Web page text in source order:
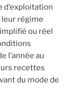
d’exploitation
régime
ou réel
l’année au
recettes
du mode de